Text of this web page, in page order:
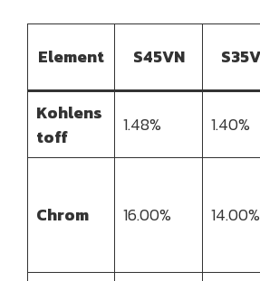
Element S45VN
Kohlens
toff
1.48% 1.40%
Chrom 16.00% 14.00%